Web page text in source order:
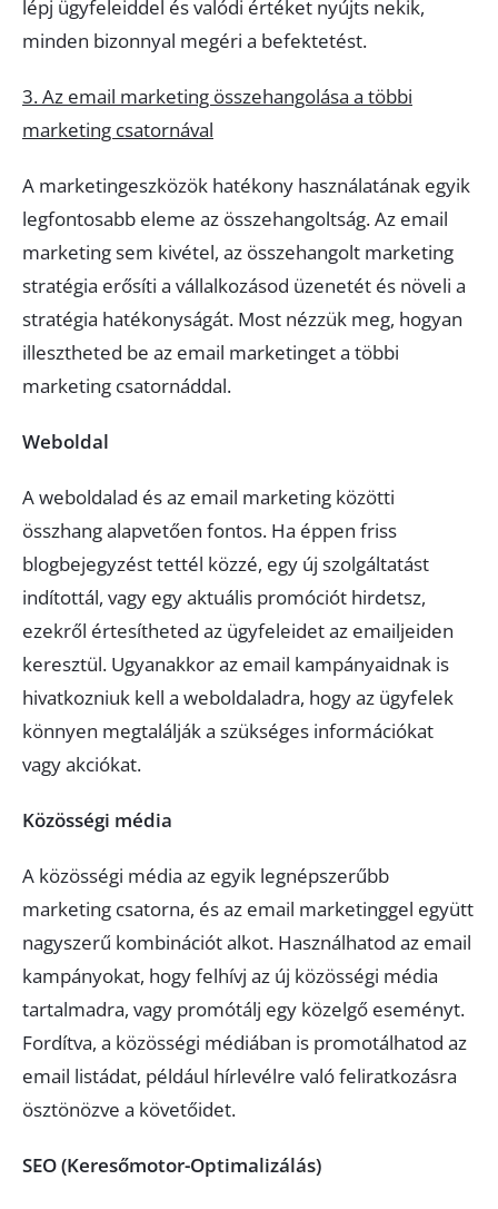
lépj ügyfeleiddel és valódi értéket nyújts nekik,
minden bizonnyal megéri a befektetést.
3. Az email marketing összehangolása a többi
marketing csatornával
A marketingeszközök hatékony használatának egyik
legfontosabb eleme az összehangoltság. Az email
marketing sem kivétel, az összehangolt marketing
stratégia erősíti a vállalkozásod üzenetét és növeli a
stratégia hatékonyságát. Most nézzük meg, hogyan
illesztheted be az email marketinget a többi
marketing csatornáddal.
Weboldal
A weboldalad és az email marketing közötti
összhang alapvetően fontos. Ha éppen friss
blogbejegyzést tettél közzé, egy új szolgáltatást
indítottál, vagy egy aktuális promóciót hirdetsz,
ezekről értesítheted az ügyfeleidet az emailjeiden
keresztül. Ugyanakkor az email kampányaidnak is
hivatkozniuk kell a weboldaladra, hogy az ügyfelek
könnyen megtalálják a szükséges információkat
vagy akciókat.
Közösségi média
A közösségi média az egyik legnépszerűbb
marketing csatorna, és az email marketinggel együtt
nagyszerű kombinációt alkot. Használhatod az email
kampányokat, hogy felhívj az új közösségi média
tartalmadra, vagy promótálj egy közelgő eseményt.
Fordítva, a közösségi médiában is promotálhatod az
email listádat, például hírlevélre való feliratkozásra
ösztönözve a követőidet.
SEO (Keresőmotor-Optimalizálás)